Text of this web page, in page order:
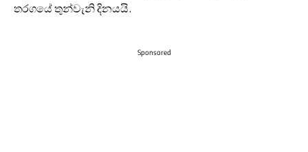
තරගයේ තුන්වැනි දිනයයි.
Sponsored